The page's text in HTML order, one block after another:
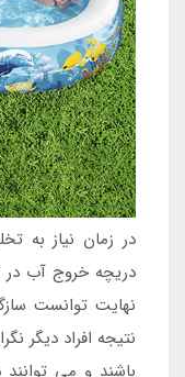
در زمان نیاز به
دریچه خروج آب در
نهایت توانست
نتیجه افراد دیگر
باشند و می